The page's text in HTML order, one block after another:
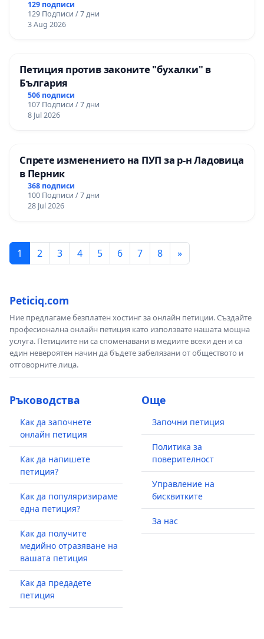
129 подписи
129 Подписи / 7 дни
3 Aug 2026
Петиция против законите "бухалки" в
България
506 подписи
107 Подписи / 7 дни
8 Jul 2026
Спрете изменението на ПУП за р-н Ладовица
в Перник
368 подписи
100 Подписи / 7 дни
28 Jul 2026
1 2 3 4 5 6 7 8 »
Peticiq.com
Ние предлагаме безплатен хостинг за онлайн петиции. Създайте
професионална онлайн петиция като използвате нашата мощна
услуга. Петициите ни са споменавани в медиите всеки ден и са
един невероятен начин да бъдете забелязани от обществото и
отговорните лица.
Ръководства
Как да започнете
онлайн петиция
Как да напишете
петиция?
Как да популяризираме
една петиция?
Как да получите
медийно отразяване на
вашата петиция
Как да предадете
петиция
Още
Започни петиция
Политика за
поверителност
Управление на
бисквитките
За нас